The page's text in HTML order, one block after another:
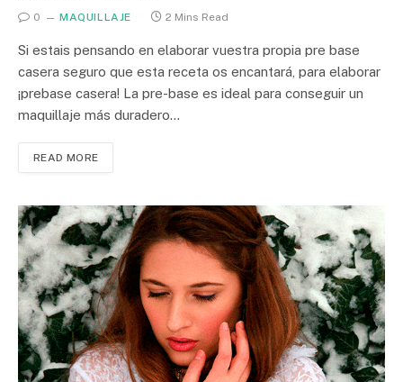
0 MAQUILLAJE 2 Mins Read
Si estais pensando en elaborar vuestra propia pre base
casera seguro que esta receta os encantará, para elaborar
¡prebase casera! La pre-base es ideal para conseguir un
maquillaje más duradero…
READ MORE